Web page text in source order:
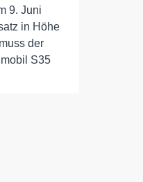
9. Juni
in Höhe
der
S35